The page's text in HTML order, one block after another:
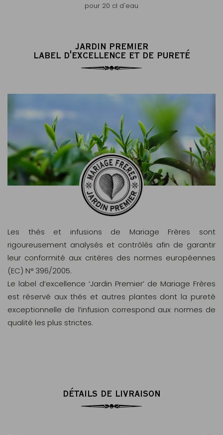
pour 20 cl d'eau
JARDIN PREMIER
LABEL D'EXCELLENCE ET DE PURETÉ
Les thés et infusions de Mariage Frères sont
rigoureusement analysés et contrôlés afin de garantir
leur conformité aux critères des normes européennes
(EC) N° 396/2005.
Le label d’excellence ‘Jardin Premier’ de Mariage Frères
est réservé aux thés et autres plantes dont la pureté
exceptionnelle de l’infusion correspond aux normes de
qualité les plus strictes.
DÉTAILS DE LIVRAISON